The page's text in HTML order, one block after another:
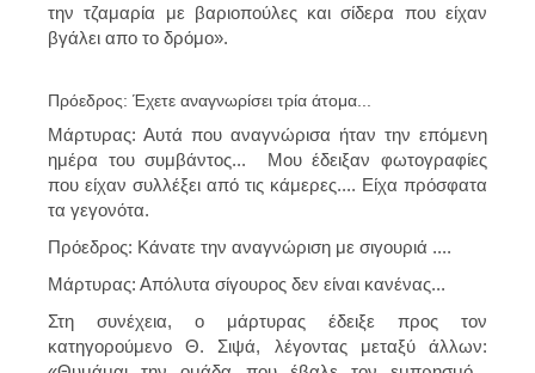
την τζαμαρία με βαριοπούλες και σίδερα που είχαν
βγάλει απο το δρόμο».
Πρόεδρος: Έχετε αναγνωρίσει τρία άτομα...
Μάρτυρας: Αυτά που αναγνώρισα ήταν την επόμενη
ημέρα του συμβάντος... Μου έδειξαν φωτογραφίες
που είχαν συλλέξει από τις κάμερες.... Eίχα πρόσφατα
τα γεγονότα.
Πρόεδρος: Κάνατε την αναγνώριση με σιγουριά ....
Μάρτυρας: Απόλυτα σίγουρος δεν είναι κανένας...
Στη συνέχεια, ο μάρτυρας έδειξε προς τον
κατηγορούμενο Θ. Σιψά, λέγοντας μεταξύ άλλων: